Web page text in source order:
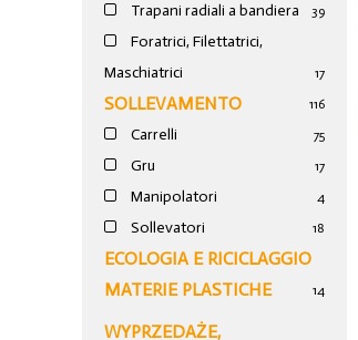
Trapani radiali a bandiera 39
Foratrici, Filettatrici,
Maschiatrici
17
SOLLEVAMENTO 116
Carrelli 75
Gru 17
Manipolatori 4
Sollevatori 18
ECOLOGIA E RICICLAGGIO
MATERIE PLASTICHE
14
WYPRZEDAŻE,